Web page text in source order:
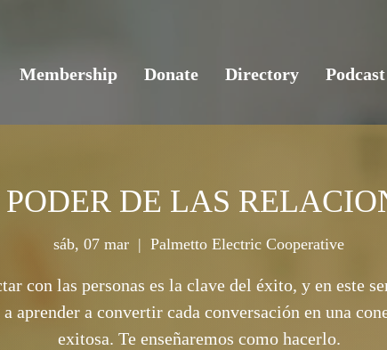
Membership Donate Directory Podcast
DE LAS
sáb, 07 mar
  |
Palmetto Electric Cooperative
con las personas es la clave del éxito, y en este
a aprender a convertir cada conversación en una
exitosa. Te enseñaremos como hacerlo.